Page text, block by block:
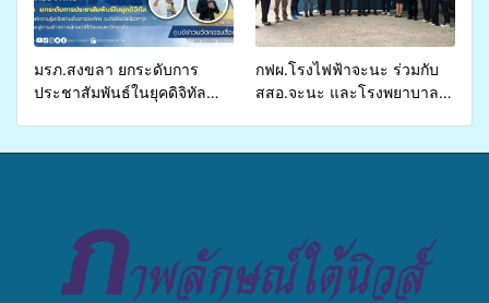
เหลื่อมล้ำ ยกระดับคุณภาพ
ชีวิตประชาชนอย่างยั่งยืน
มรภ.สงขลา ยกระดับการ
ประชาสัมพันธ์ในยุคดิจิทัล
กฟผ.โรงไฟฟ้าจะนะ ร่วมกับ
สสอ.จะนะ และโรงพยาบาล